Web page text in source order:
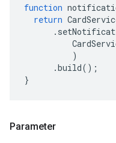
function
return
.
)
.build();
}
Parameter